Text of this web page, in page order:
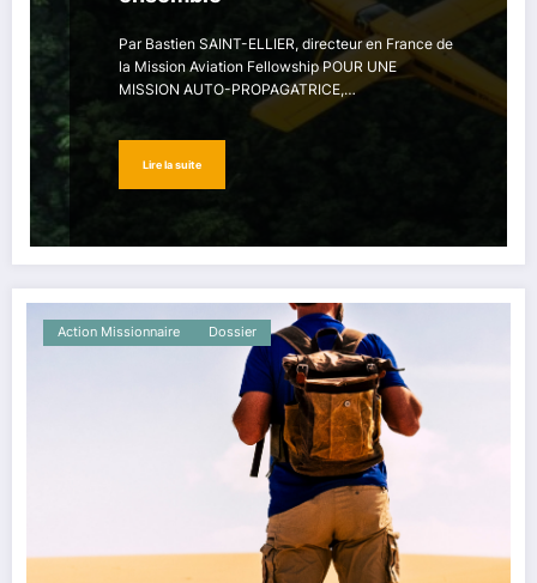
Par Bastien SAINT-ELLIER, directeur en France de
la Mission Aviation Fellowship POUR UNE
MISSION AUTO-PROPAGATRICE,…
Lire la suite
Action Missionnaire Dossier